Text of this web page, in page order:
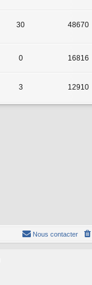
30 48670
0 16816
3 12910
Nous contacter